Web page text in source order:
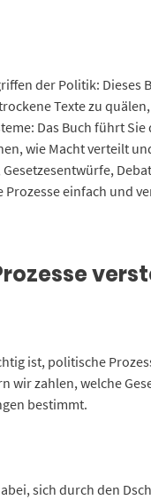
der Politik:
Texte zu
Das Buch führt
wie Macht verteilt
einfach und
ist, politische
wir zahlen, welche
bestimmt.
sich durch den